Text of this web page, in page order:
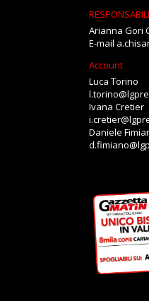
Arianna Gori
E-mail
Account
Luca Torino
Ivana Cretier
Daniele